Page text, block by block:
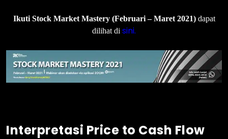
Ikuti Stock Market Mastery (Februari – Maret 2021) dapat
dilihat di sini.
Interpretasi Price to Cash Flow